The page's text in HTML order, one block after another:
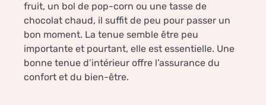
fruit, un bol de pop-corn ou une tasse de
chocolat chaud, il suffit de peu pour passer un
bon moment. La tenue semble être peu
importante et pourtant, elle est essentielle. Une
bonne tenue d’intérieur offre l’assurance du
confort et du bien-être.